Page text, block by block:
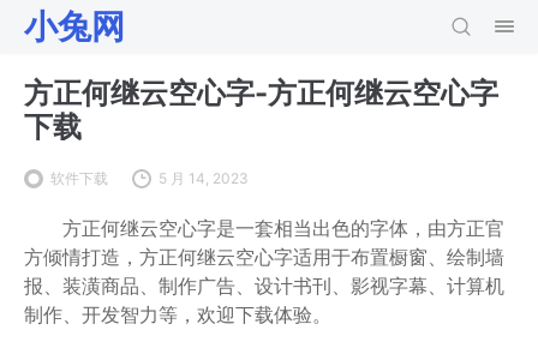
小兔网
方正何继云空心字-方正何继云空心字
下载
软件下载 5 月 14, 2023
方正何继云空心字是一套相当出色的字体，由方正官
方倾情打造，方正何继云空心字适用于布置橱窗、绘制墙
报、装潢商品、制作广告、设计书刊、影视字幕、计算机
制作、开发智力等，欢迎下载体验。